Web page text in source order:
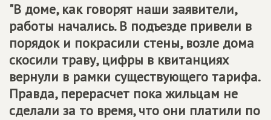
"В доме, как говорят наши заявители,
работы начались. В подъезде привели в
порядок и покрасили стены, возле дома
скосили траву, цифры в квитанциях
вернули в рамки существующего тарифа.
Правда, перерасчет пока жильцам не
сделали за то время, что они платили по